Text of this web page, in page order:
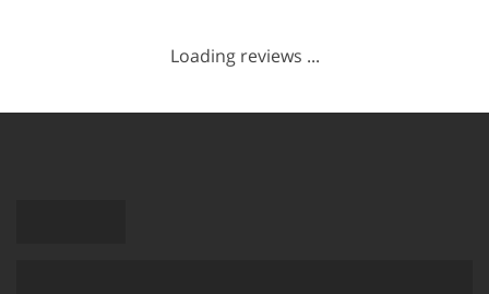
Loading reviews ...